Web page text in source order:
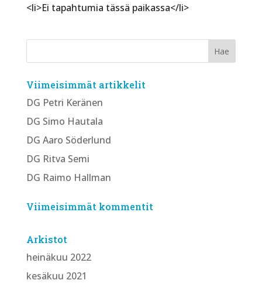
<li>Ei tapahtumia tässä paikassa</li>
Viimeisimmät artikkelit
DG Petri Keränen
DG Simo Hautala
DG Aaro Söderlund
DG Ritva Semi
DG Raimo Hallman
Viimeisimmät kommentit
Arkistot
heinäkuu 2022
kesäkuu 2021